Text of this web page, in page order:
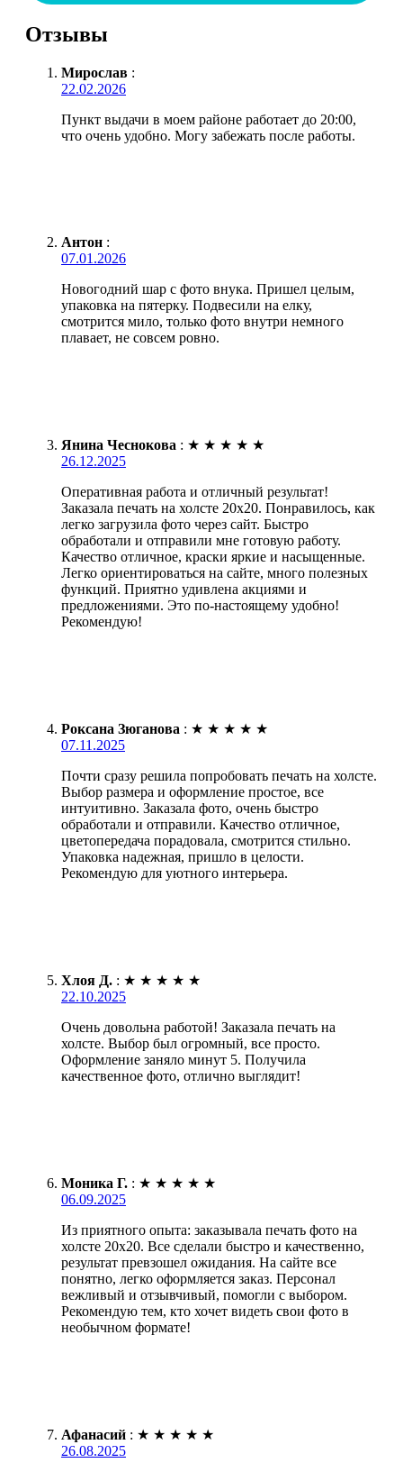
Отзывы
Мирослав :
22.02.2026
Пункт выдачи в моем районе работает до 20:00,
что очень удобно. Могу забежать после работы.
Антон :
07.01.2026
Новогодний шар с фото внука. Пришел целым,
упаковка на пятерку. Подвесили на елку,
смотрится мило, только фото внутри немного
плавает, не совсем ровно.
Янина Чеснокова : ★ ★ ★ ★ ★
26.12.2025
Оперативная работа и отличный результат!
Заказала печать на холсте 20х20. Понравилось, как
легко загрузила фото через сайт. Быстро
обработали и отправили мне готовую работу.
Качество отличное, краски яркие и насыщенные.
Легко ориентироваться на сайте, много полезных
функций. Приятно удивлена акциями и
предложениями. Это по-настоящему удобно!
Рекомендую!
Роксана Зюганова : ★ ★ ★ ★ ★
07.11.2025
Почти сразу решила попробовать печать на холсте.
Выбор размера и оформление простое, все
интуитивно. Заказала фото, очень быстро
обработали и отправили. Качество отличное,
цветопередача порадовала, смотрится стильно.
Упаковка надежная, пришло в целости.
Рекомендую для уютного интерьера.
Хлоя Д. : ★ ★ ★ ★ ★
22.10.2025
Очень довольна работой! Заказала печать на
холсте. Выбор был огромный, все просто.
Оформление заняло минут 5. Получила
качественное фото, отлично выглядит!
Моника Г. : ★ ★ ★ ★ ★
06.09.2025
Из приятного опыта: заказывала печать фото на
холсте 20х20. Все сделали быстро и качественно,
результат превзошел ожидания. На сайте все
понятно, легко оформляется заказ. Персонал
вежливый и отзывчивый, помогли с выбором.
Рекомендую тем, кто хочет видеть свои фото в
необычном формате!
Афанасий : ★ ★ ★ ★ ★
26.08.2025